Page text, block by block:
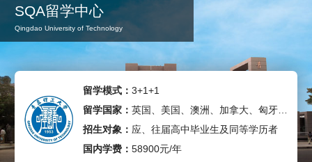
SQA留学中心
Qingdao University of Technology
留学模式： 3+1+1
留学国家： 英国、美国、澳洲、加拿大、匈牙利、新加坡、新西兰
招生对象： 应、往届高中毕业生及同等学历者
国内学费： 58900元/年